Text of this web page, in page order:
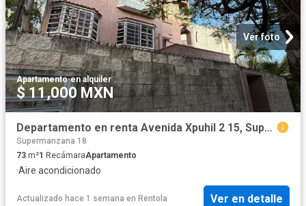
Ver foto
Apartamento·en alquiler
$ 11,000 MXN
Departamento en renta Avenida Xpuhil 2 15, Super Manzana 18, Cancún, Benito Juárez, Quintana Roo, 77505, Mex
Supermanzana 18
73 m²1 RecámaraApartamento
·Aire acondicionado
Actualizado hace 1 semana en Rentola Ver en detalle